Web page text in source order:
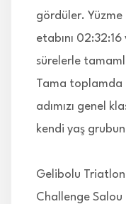
gördüler. Yüzme
etabını
sürelerle
Tama toplamda
adımızı genel
kendi yaş
Gelibolu
Challenge